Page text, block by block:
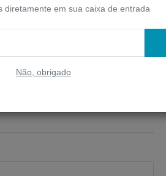
diretamente em sua caixa de entrada
Não, obrigado
2025